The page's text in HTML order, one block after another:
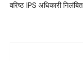
वरिष्ठ IPS अधिकारी निलंबित